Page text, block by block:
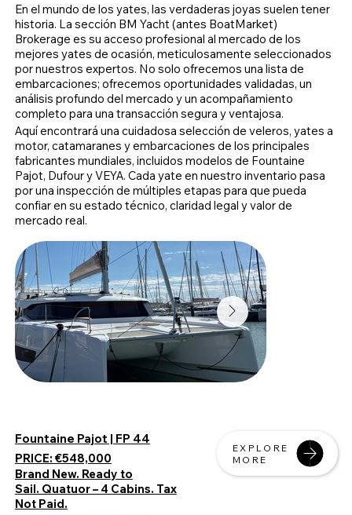
En el mundo de los yates, las verdaderas joyas suelen tener
historia. La sección BM Yacht (antes BoatMarket)
Brokerage es su acceso profesional al mercado de los
mejores yates de ocasión, meticulosamente seleccionados
por nuestros expertos. No solo ofrecemos una lista de
embarcaciones; ofrecemos oportunidades validadas, un
análisis profundo del mercado y un acompañamiento
completo para una transacción segura y ventajosa.
Aquí encontrará una cuidadosa selección de veleros, yates a
motor, catamaranes y embarcaciones de los principales
fabricantes mundiales, incluidos modelos de Fountaine
Pajot, Dufour y VEYA. Cada yate en nuestro inventario pasa
por una inspección de múltiples etapas para que pueda
confiar en su estado técnico, claridad legal y valor de
mercado real.
Fountaine Pajot | FP 44
PRICE: €548,000
Brand New. Ready to
Sail. Quatuor – 4 Cabins. Tax
Not Paid.
EXPLORE
MORE